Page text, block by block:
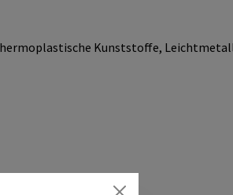
Kunststoffe,